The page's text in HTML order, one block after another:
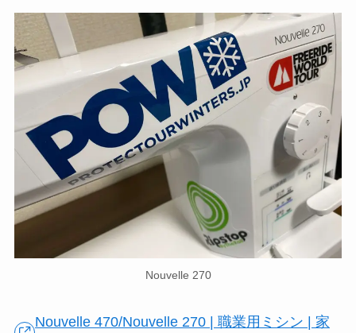
Nouvelle 270
Nouvelle 470/Nouvelle 270 | 職業用ミシン | 家